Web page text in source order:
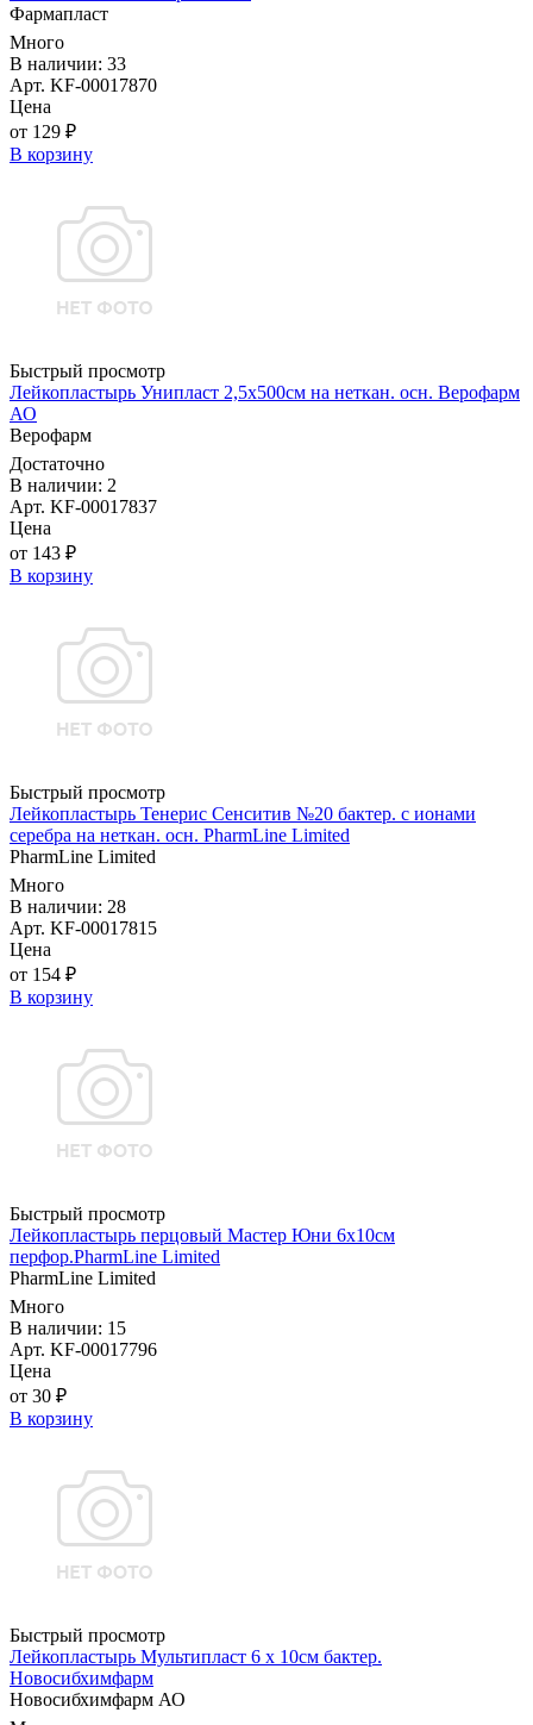
Фармапласт
Много
В наличии: 33
Арт. KF-00017870
Цена
от 129 ₽
В корзину
Быстрый просмотр
Лейкопластырь Унипласт 2,5х500см на неткан. осн. Верофарм
АО
Верофарм
Достаточно
В наличии: 2
Арт. KF-00017837
Цена
от 143 ₽
В корзину
Быстрый просмотр
Лейкопластырь Тенерис Сенситив №20 бактер. с ионами
серебра на неткан. осн. PharmLine Limited
PharmLine Limited
Много
В наличии: 28
Арт. KF-00017815
Цена
от 154 ₽
В корзину
Быстрый просмотр
Лейкопластырь перцовый Мастер Юни 6х10см
перфор.PharmLine Limited
PharmLine Limited
Много
В наличии: 15
Арт. KF-00017796
Цена
от 30 ₽
В корзину
Быстрый просмотр
Лейкопластырь Мультипласт 6 х 10см бактер.
Новосибхимфарм
Новосибхимфарм АО